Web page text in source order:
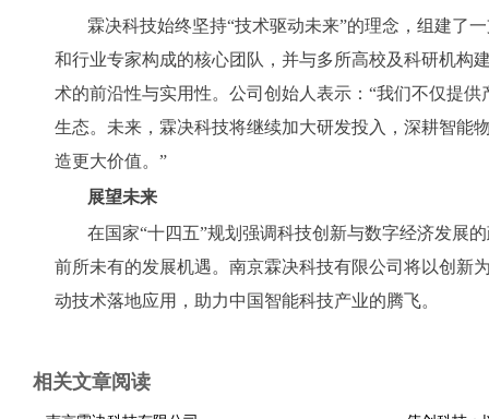
霖决科技始终坚持“技术驱动未来”的理念，组建了
和行业专家构成的核心团队，并与多所高校及科研机构
术的前沿性与实用性。公司创始人表示：“我们不仅提
生态。未来，霖决科技将继续加大研发投入，深耕智能
造更大价值。”
展望未来
在国家“十四五”规划强调科技创新与数字经济发展
前所未有的发展机遇。南京霖决科技有限公司将以创新
动技术落地应用，助力中国智能科技产业的腾飞。
相关文章阅读